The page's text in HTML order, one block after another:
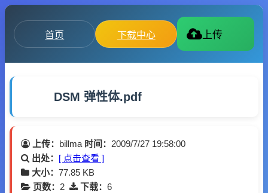
首页 下载中心 上传
DSM 弹性体.pdf
上传： billma 时间： 2009/7/27 19:58:00
出处： [ 点击查看 ]
大小： 77.85 KB
页数： 2 下载： 6